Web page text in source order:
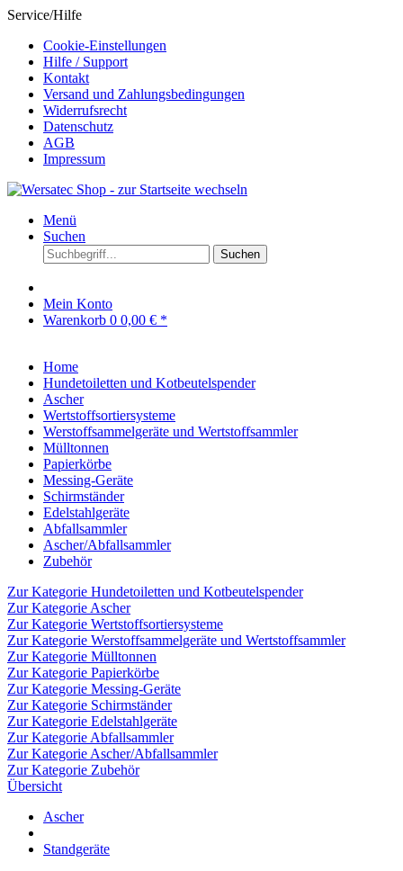
Service/Hilfe
Cookie-Einstellungen
Hilfe / Support
Kontakt
Versand und Zahlungsbedingungen
Widerrufsrecht
Datenschutz
AGB
Impressum
Menü
Suchen
Suchen
Mein Konto
Warenkorb 0 0,00 € *
Home
Hundetoiletten und Kotbeutelspender
Ascher
Wertstoffsortiersysteme
Werstoffsammelgeräte und Wertstoffsammler
Mülltonnen
Papierkörbe
Messing-Geräte
Schirmständer
Edelstahlgeräte
Abfallsammler
Ascher/Abfallsammler
Zubehör
Zur Kategorie Hundetoiletten und Kotbeutelspender
Zur Kategorie Ascher
Zur Kategorie Wertstoffsortiersysteme
Zur Kategorie Werstoffsammelgeräte und Wertstoffsammler
Zur Kategorie Mülltonnen
Zur Kategorie Papierkörbe
Zur Kategorie Messing-Geräte
Zur Kategorie Schirmständer
Zur Kategorie Edelstahlgeräte
Zur Kategorie Abfallsammler
Zur Kategorie Ascher/Abfallsammler
Zur Kategorie Zubehör
Übersicht
Ascher
Standgeräte